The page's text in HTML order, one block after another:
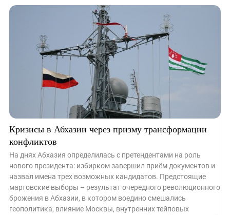
Кризисы в Абхазии через призму трансформации
конфликтов
На днях Абхазия определилась с претендентами на роль
нового президента: избирком завершил приём документов и
назвал имена трех возможных кандидатов. Предстоящие
мартовские выборы – результат очередного революционного
брожения в Абхазии, в котором воедино смешались
геополитика, влияние Москвы, внутренних тейповых